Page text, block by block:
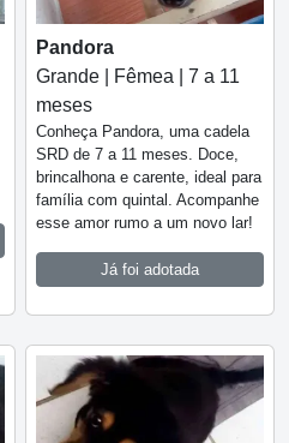
Pandora
Grande | Fêmea | 7 a 11
meses
Conheça Pandora, uma cadela
SRD de 7 a 11 meses. Doce,
brincalhona e carente, ideal para
família com quintal. Acompanhe
esse amor rumo a um novo lar!
Já foi adotada